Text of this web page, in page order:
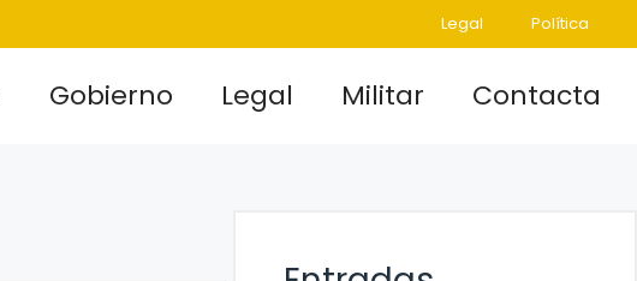
Legal Política
Gobierno Legal Militar Contacta